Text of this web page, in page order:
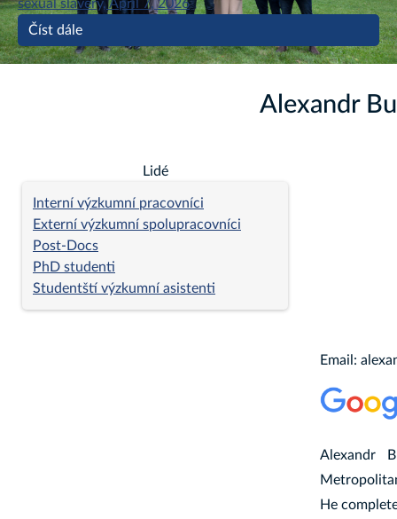
sexual slavery, April 7, 2026
Číst dále
Alexandr
Lidé
Interní výzkumní pracovníci
Externí výzkumní spolupracovníci
Post-Docs
PhD studenti
Studentští výzkumní asistenti
Email:
Alexandr
He